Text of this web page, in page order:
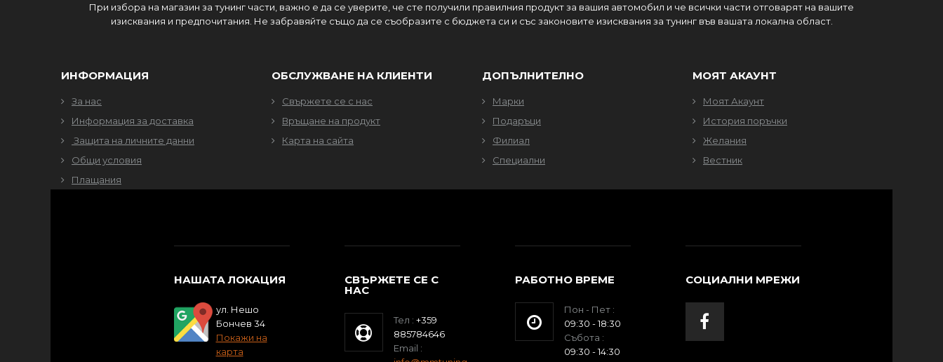
При избора на магазин за тунинг части, важно е да се уверите, че сте получили правилния продукт за вашия автомобил и че всички части отговарят на вашите
изисквания и предпочитания. Не забравяйте също да се съобразите с бюджета си и със законовите изисквания за тунинг във вашата локална област.
ИНФОРМАЦИЯ
За нас
Информация за доставка
Защита на личните данни
Общи условия
Плащания
ОБСЛУЖВАНЕ НА КЛИЕНТИ
Свържете се с нас
Връщане на продукт
Карта на сайта
ДОПЪЛНИТЕЛНО
Марки
Подаръци
Филиал
Специални
МОЯТ АКАУНТ
Моят Акаунт
История поръчки
Желания
Вестник
НАШАТА ЛОКАЦИЯ
ул. Нешо
Бончев 34
Покажи на
карта
СВЪРЖЕТЕ СЕ С
НАС
Тел : +359
885784646
Email :
РАБОТНО ВРЕМЕ
Пон - Пет :
09:30 - 18:30
Събота :
09:30 - 14:30
СОЦИАЛНИ МРЕЖИ